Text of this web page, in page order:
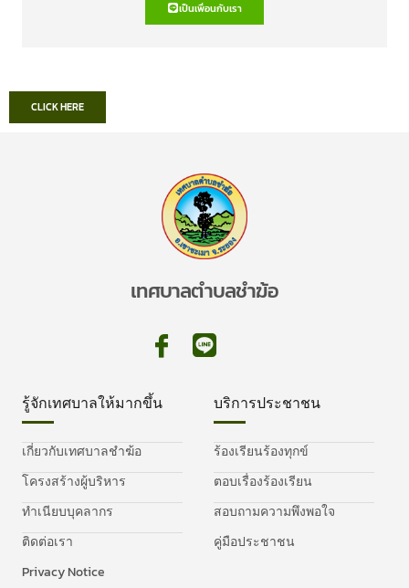
เป็นเพื่อนกับเรา
CLICK HERE
เทศบาลตำบลชำฆ้อ
รู้จักเทศบาลให้มากขึ้น
เกี่ยวกับเทศบาลชำฆ้อ
โครงสร้างผู้บริหาร
ทำเนียบบุคลากร
ติดต่อเรา
Privacy Notice
บริการประชาชน
ร้องเรียนร้องทุกข์
ตอบเรื่องร้องเรียน
สอบถามความพึงพอใจ
คู่มือประชาชน